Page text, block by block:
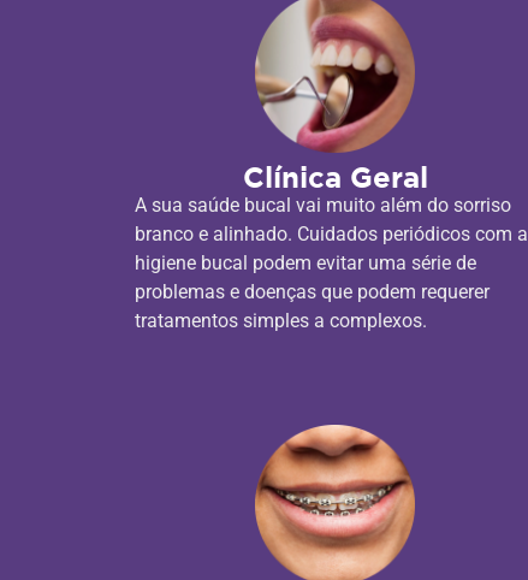
Clínica Geral
A sua saúde bucal vai muito além do sorriso
branco e alinhado. Cuidados periódicos com a
higiene bucal podem evitar uma série de
problemas e doenças que podem requerer
tratamentos simples a complexos.